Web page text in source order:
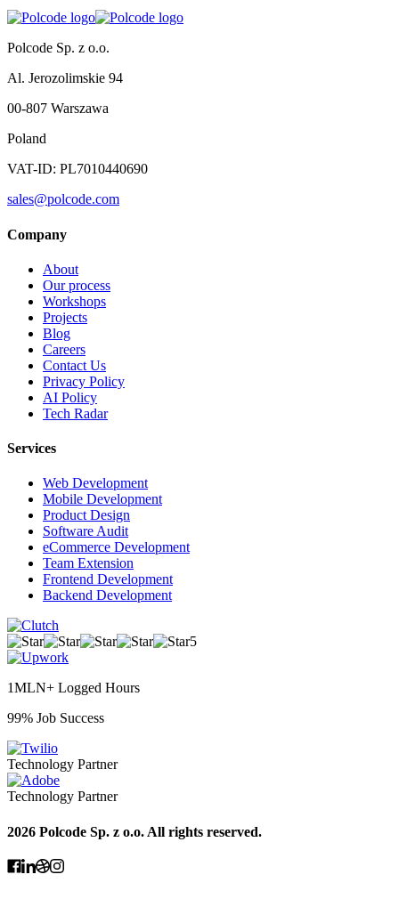
Polcode Sp. z o.o.
Al. Jerozolimskie 94
00-807 Warszawa
Poland
VAT-ID: PL7010440690
sales@polcode.com
Company
About
Our process
Workshops
Projects
Blog
Careers
Contact Us
Privacy Policy
AI Policy
Tech Radar
Services
Web Development
Mobile Development
Product Design
Software Audit
eCommerce Development
Team Extension
Frontend Development
Backend Development
5
1MLN+ Logged Hours
99% Job Success
Technology Partner
Technology Partner
2026 Polcode Sp. z o.o. All rights reserved.